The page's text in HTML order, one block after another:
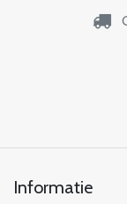
Informatie